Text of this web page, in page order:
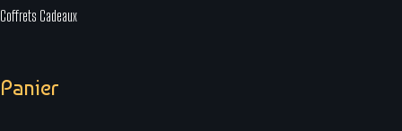
Coffrets Cadeaux
Panier